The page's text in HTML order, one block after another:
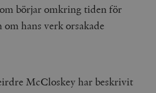
börjar omkring tiden för
hans verk orsakade
McCloskey har beskrivit